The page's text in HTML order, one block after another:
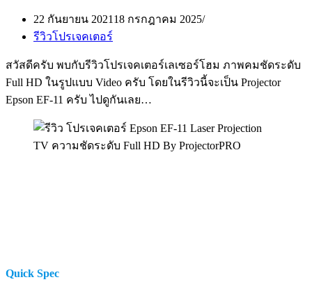
22 กันยายน 2021 18 กรกฎาคม 2025
รีวิวโปรเจคเตอร์
สวัสดีครับ พบกับรีวิวโปรเจคเตอร์เลเซอร์โฮม ภาพคมชัดระดับ
Full HD ในรูปแบบ Video ครับ โดยในรีวิวนี้จะเป็น Projector
Epson EF-11 ครับ ไปดูกันเลย…
Quick Spec